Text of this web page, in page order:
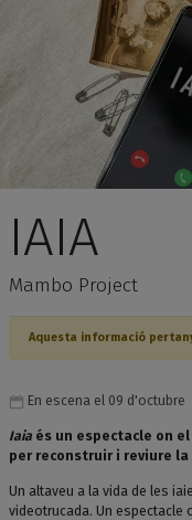
IAIA
Mambo Project
Aquesta informació
En escena el 09 d'octubre
Iaiaés un espectacle on
per reconstruir i reviure
Un altaveu a la vida de les
videotrucada. Un espectacle